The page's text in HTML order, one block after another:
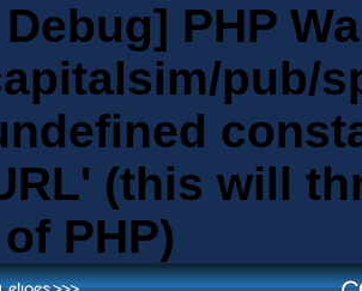
PHP
pub/
(this will
PHP)